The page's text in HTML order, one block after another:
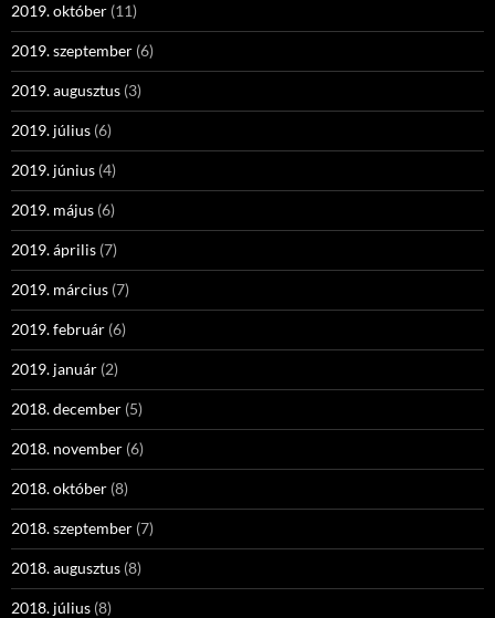
2019. október (11)
2019. szeptember (6)
2019. augusztus (3)
2019. július (6)
2019. június (4)
2019. május (6)
2019. április (7)
2019. március (7)
2019. február (6)
2019. január (2)
2018. december (5)
2018. november (6)
2018. október (8)
2018. szeptember (7)
2018. augusztus (8)
2018. július (8)